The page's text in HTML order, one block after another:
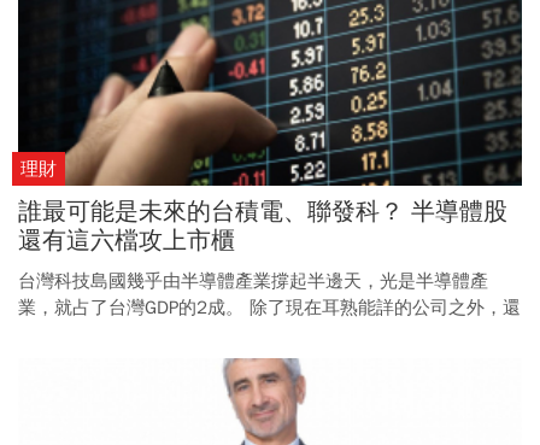
理財
誰最可能是未來的台積電、聯發科？ 半導體股
還有這六檔攻上市櫃
台灣科技島國幾乎由半導體產業撐起半邊天，光是半導體產
業，就占了台灣GDP的2成。 除了現在耳熟能詳的公司之外，還